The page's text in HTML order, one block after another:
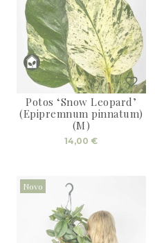
Potos ‘Snow Leopard’
(Epipremnum pinnatum)
(M)
14,00 €
Novo